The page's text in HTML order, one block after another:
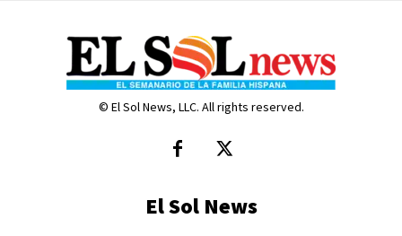
© El Sol News, LLC. All rights reserved.
El Sol News